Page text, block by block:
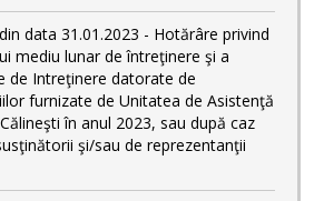
data 31.01.2023 - Hotărâre privind
mediu lunar de întreţinere şi a
de Intreţinere datorate de
furnizate de Unitatea de Asistenţă
în anul 2023, sau după caz
şi/sau de reprezentanţii